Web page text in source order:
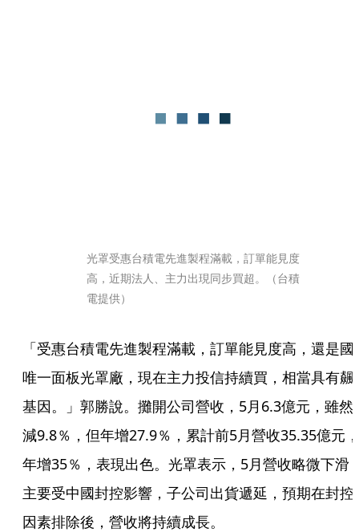
光罩受惠台積電先進製程滿載，訂單能見度
高，近期法人、主力出現同步買超。（台積
電提供）
「受惠台積電先進製程滿載，訂單能見度高，還是國
唯一面板光罩廠，現在主力投信持續買，相當具有飆
基因。」郭勝說。攤開公司營收，5月6.3億元，雖然
減9.8％，但年增27.9％，累計前5月營收35.35億元，
年增35％，表現出色。光罩表示，5月營收略微下滑
主要受中國封控影響，子公司出貨遞延，預期在封控
因素排除後，營收將持續成長。